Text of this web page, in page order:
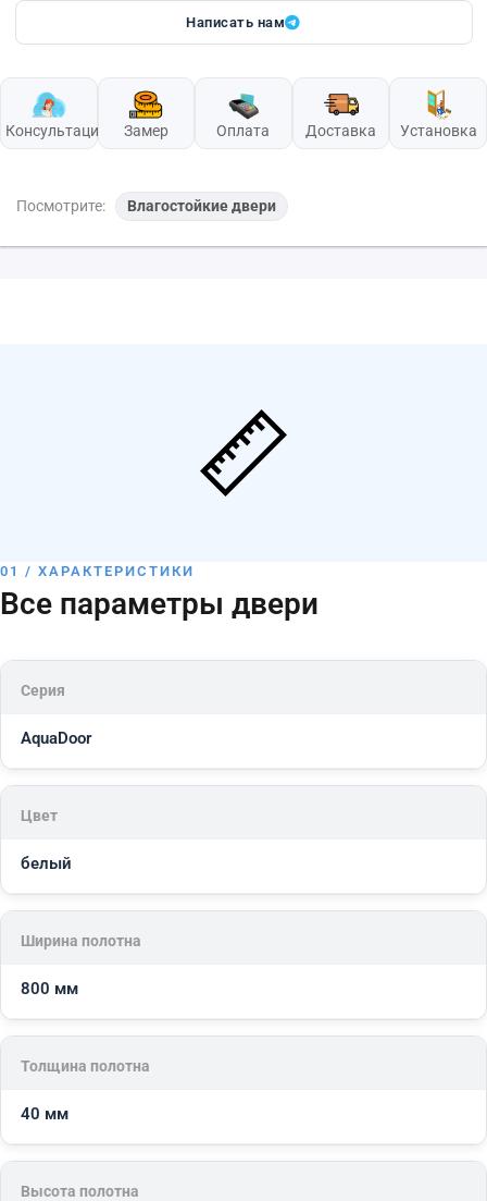
Написать нам
Консультация Замер Оплата Доставка Установка
Посмотрите: Влагостойкие двери
01 / ХАРАКТЕРИСТИКИ
Все параметры двери
Серия
AquaDoor
Цвет
белый
Ширина полотна
800 мм
Толщина полотна
40 мм
Высота полотна